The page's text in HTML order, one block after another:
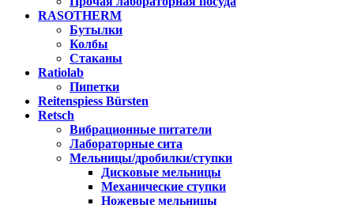
RASOTHERM
Бутылки
Колбы
Стаканы
Ratiolab
Пипетки
Reitenspiess Bürsten
Retsch
Вибрационные питатели
Лабораторные сита
Мельницы/дробилки/ступки
Дисковые мельницы
Механические ступки
Ножевые мельницы